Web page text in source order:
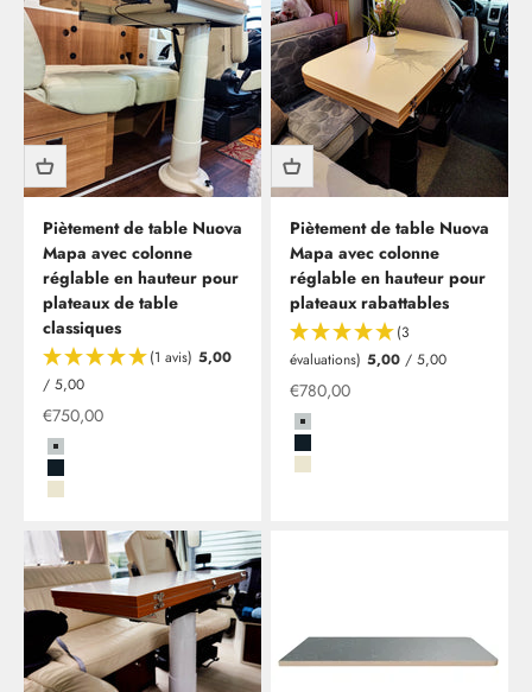
Piètement de table Nuova
Mapa avec colonne
réglable en hauteur pour
plateaux de table
classiques
(1 avis) 5,00
/ 5,00
Offre
€750,00
Grau
Schwarz
Beige
Piètement de table Nuova
Mapa avec colonne
réglable en hauteur pour
plateaux rabattables
(3
évaluations) 5,00 / 5,00
Offre
€780,00
Grau
Schwarz
Beige